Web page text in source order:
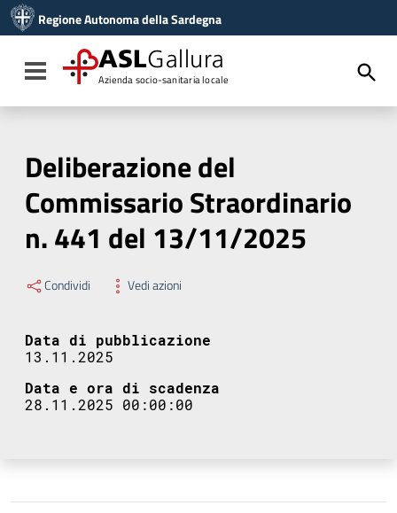
Vai al menu di navigazione
Vai al footer
Regione Autonoma della Sardegna
Toggle navigation
ASLGallura
Azienda socio-sanitaria locale
Deliberazione del
Commissario Straordinario
n. 441 del 13/11/2025
Condividi Vedi azioni
Data di pubblicazione
13.11.2025
Data e ora di scadenza
28.11.2025 00:00:00